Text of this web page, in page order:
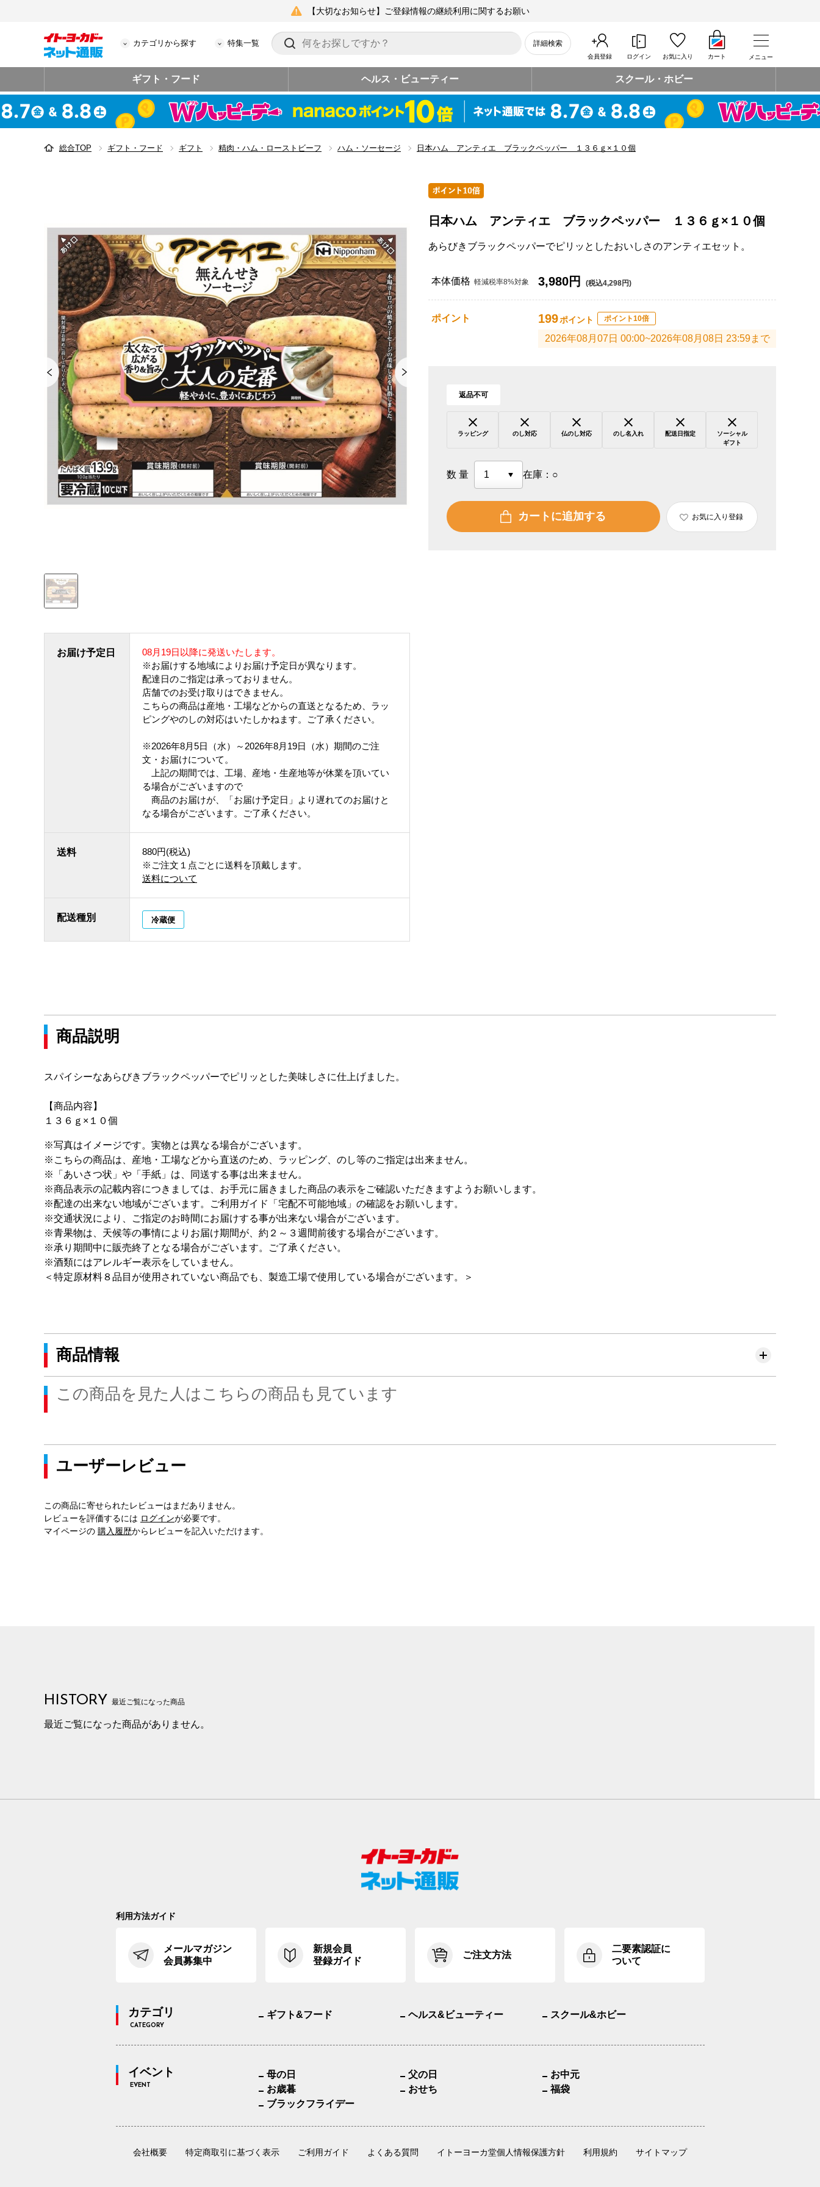
【大切なお知らせ】ご登録情報の継続利用に関するお願い
カテゴリから探す 特集一覧 詳細検索
会員登録 ログイン お気に入り カート メニュー
ギフト・フード ヘルス・ビューティー スクール・ホビー
総合TOP ギフト・フード ギフト 精肉・ハム・ローストビーフ ハム・ソーセージ 日本ハム アンティエ ブラックペッパー １３６ｇ×１０個
お届け予定日
08月19日以降に発送いたします。
※お届けする地域によりお届け予定日が異なります。
配達日のご指定は承っておりません。
店舗でのお受け取りはできません。
こちらの商品は産地・工場などからの直送となるため、ラッ
ピングやのしの対応はいたしかねます。ご了承ください。
※2026年8月5日（水）～2026年8月19日（水）期間のご注
文・お届けについて。
上記の期間では、工場、産地・生産地等が休業を頂いてい
る場合がございますので
商品のお届けが、「お届け予定日」より遅れてのお届けと
なる場合がございます。ご了承ください。
送料
880円(税込)
※ご注文１点ごとに送料を頂戴します。
送料について
配送種別 冷蔵便
日本ハム アンティエ ブラックペッパー １３６ｇ×１０個
あらびきブラックペッパーでピリッとしたおいしさのアンティエセット。
本体価格 軽減税率8%対象 3,980円 (税込4,298円)
ポイント 199ポイント ポイント10倍
2026年08月07日 00:00~2026年08月08日 23:59まで
返品不可
ラッピング のし対応 仏のし対応 のし名入れ 配送日指定
ソーシャル
ギフト
数量 在庫： ○
カートに追加する お気に入り登録
商品説明
スパイシーなあらびきブラックペッパーでピリッとした美味しさに仕上げました。
【商品内容】
１３６ｇ×１０個
※写真はイメージです。実物とは異なる場合がございます。
※こちらの商品は、産地・工場などから直送のため、ラッピング、のし等のご指定は出来ません。
※「あいさつ状」や「手紙」は、同送する事は出来ません。
※商品表示の記載内容につきましては、お手元に届きました商品の表示をご確認いただきますようお願いします。
※配達の出来ない地域がございます。ご利用ガイド「宅配不可能地域」の確認をお願いします。
※交通状況により、ご指定のお時間にお届けする事が出来ない場合がございます。
※青果物は、天候等の事情によりお届け期間が、約２～３週間前後する場合がございます。
※承り期間中に販売終了となる場合がございます。ご了承ください。
※酒類にはアレルギー表示をしていません。
＜特定原材料８品目が使用されていない商品でも、製造工場で使用している場合がございます。＞
商品情報
この商品を見た人はこちらの商品も見ています
ユーザーレビュー
この商品に寄せられたレビューはまだありません。
レビューを評価するには ログインが必要です。
マイページの 購入履歴からレビューを記入いただけます。
HISTORY 最近ご覧になった商品
最近ご覧になった商品がありません。
利用方法ガイド
メールマガジン
会員募集中
新規会員
登録ガイド
ご注文方法
二要素認証に
ついて
カテゴリ
CATEGORY
ギフト&フード ヘルス&ビューティー スクール&ホビー
イベント
EVENT
母の日 父の日
お中元
お歳暮
おせち
福袋
ブラックフライデー
会社概要 特定商取引に基づく表示 ご利用ガイド よくある質問 イトーヨーカ堂個人情報保護方針 利用規約 サイトマップ